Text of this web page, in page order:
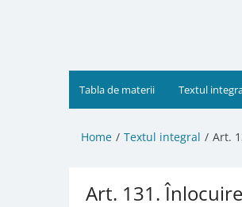
Tabla de materii Textul
Home Textul integral Art.
Art. 131.